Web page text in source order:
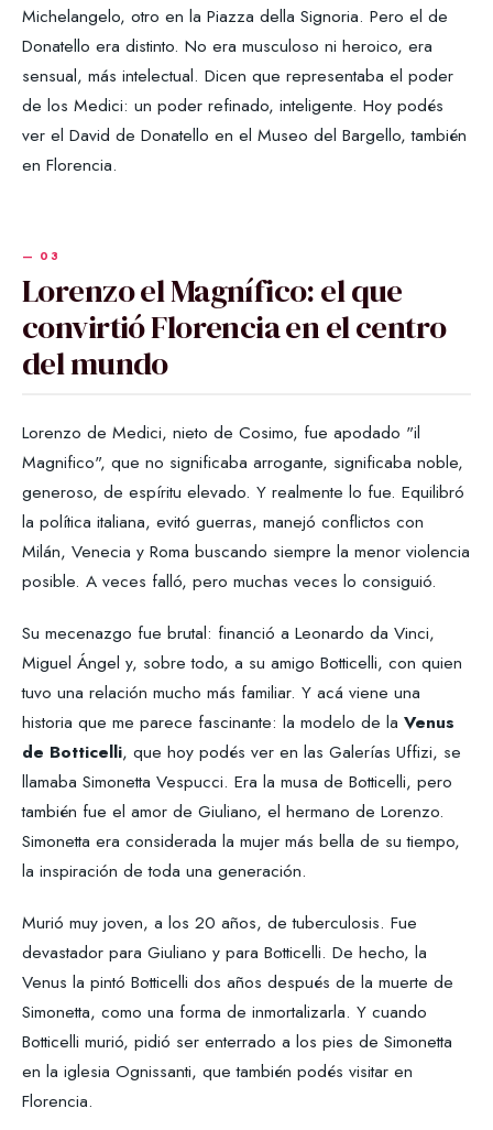
Michelangelo, otro en la Piazza della Signoria. Pero el de
Donatello era distinto. No era musculoso ni heroico, era
sensual, más intelectual. Dicen que representaba el poder
de los Medici: un poder refinado, inteligente. Hoy podés
ver el David de Donatello en el Museo del Bargello, también
en Florencia.
Lorenzo el Magnífico: el que
convirtió Florencia en el centro
del mundo
Lorenzo de Medici, nieto de Cosimo, fue apodado "il
Magnifico", que no significaba arrogante, significaba noble,
generoso, de espíritu elevado. Y realmente lo fue. Equilibró
la política italiana, evitó guerras, manejó conflictos con
Milán, Venecia y Roma buscando siempre la menor violencia
posible. A veces falló, pero muchas veces lo consiguió.
Su mecenazgo fue brutal: financió a Leonardo da Vinci,
Miguel Ángel y, sobre todo, a su amigo Botticelli, con quien
tuvo una relación mucho más familiar. Y acá viene una
historia que me parece fascinante: la modelo de la Venus
de Botticelli, que hoy podés ver en las Galerías Uffizi, se
llamaba Simonetta Vespucci. Era la musa de Botticelli, pero
también fue el amor de Giuliano, el hermano de Lorenzo.
Simonetta era considerada la mujer más bella de su tiempo,
la inspiración de toda una generación.
Murió muy joven, a los 20 años, de tuberculosis. Fue
devastador para Giuliano y para Botticelli. De hecho, la
Venus la pintó Botticelli dos años después de la muerte de
Simonetta, como una forma de inmortalizarla. Y cuando
Botticelli murió, pidió ser enterrado a los pies de Simonetta
en la iglesia Ognissanti, que también podés visitar en
Florencia.